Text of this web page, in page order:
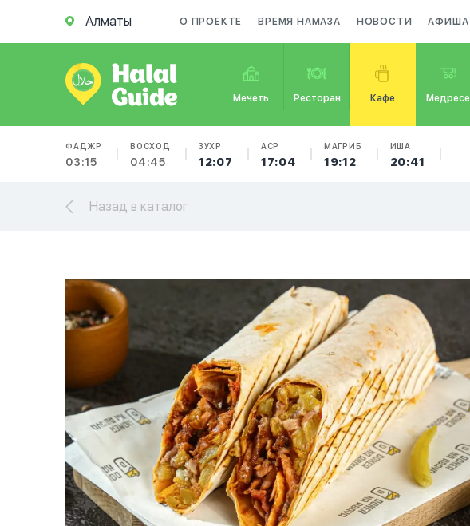
Алматы О ПРОЕКТЕ ВРЕМЯ НАМАЗА НОВОСТИ АФИША
Мечеть Ресторан Кафе Медресе
ФАДЖР
03:15
ВОСХОД
04:45
ЗУХР
12:07
АСР
17:04
МАГРИБ
19:12
ИША
20:41
Назад в каталог